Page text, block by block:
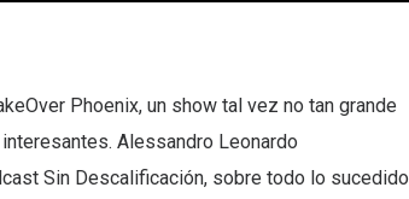
Phoenix, un show tal vez no tan grande
Alessandro Leonardo
Sin Descalificación, sobre todo lo sucedido